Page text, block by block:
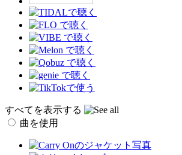
すべてを表示する
曲を使用